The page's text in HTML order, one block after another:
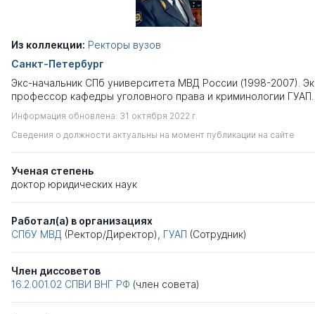
Из коллекции: Ректоры вузов
Санкт-Петербург
Экс-начальник СПб университета МВД России (1998-2007).
профессор кафедры уголовного права и криминологии ГУАП.
Информация обновлена: 31 октября 2022 г.
Сведения о должности актуальны на момент публикации на сайте
Ученая степень
доктор юридических наук
Работал(а) в организациях
СПбУ МВД (Ректор/Директор), ГУАП (Сотрудник)
Член диссоветов
16.2.001.02 СПВИ ВНГ РФ (член совета)